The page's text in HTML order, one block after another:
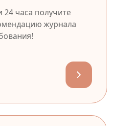
24 часа получите
журнала